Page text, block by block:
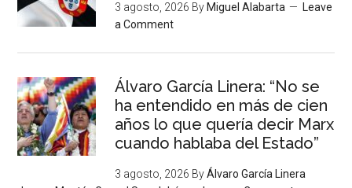
3 agosto, 2026 By Miguel Alabarta
Leave
a Comment
Álvaro García Linera: “No se
ha entendido en más de cien
años lo que quería decir Marx
cuando hablaba del Estado”
3 agosto, 2026 ByÁlvaro García Linera